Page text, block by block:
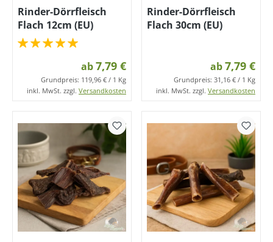
Rinder-Dörrfleisch
Flach 12cm (EU)
ab7,79 €
Grundpreis: 119,96 € / 1 Kg
inkl. MwSt. zzgl. Versandkosten
Rinder-Dörrfleisch
Flach 30cm (EU)
ab7,79 €
Grundpreis: 31,16 € / 1 Kg
inkl. MwSt. zzgl. Versandkosten